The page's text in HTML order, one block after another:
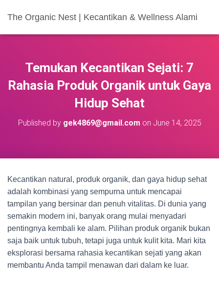
The Organic Nest | Kecantikan & Wellness Alami
Temukan Kecantikan Sejati: 7
Rahasia Produk Organik untuk Gaya
Hidup Sehat
Published by gek4869@gmail.com on June 14, 2025
Kecantikan natural, produk organik, dan gaya hidup sehat
adalah kombinasi yang sempurna untuk mencapai
tampilan yang bersinar dan penuh vitalitas. Di dunia yang
semakin modern ini, banyak orang mulai menyadari
pentingnya kembali ke alam. Pilihan produk organik bukan
saja baik untuk tubuh, tetapi juga untuk kulit kita. Mari kita
eksplorasi bersama rahasia kecantikan sejati yang akan
membantu Anda tampil menawan dari dalam ke luar.